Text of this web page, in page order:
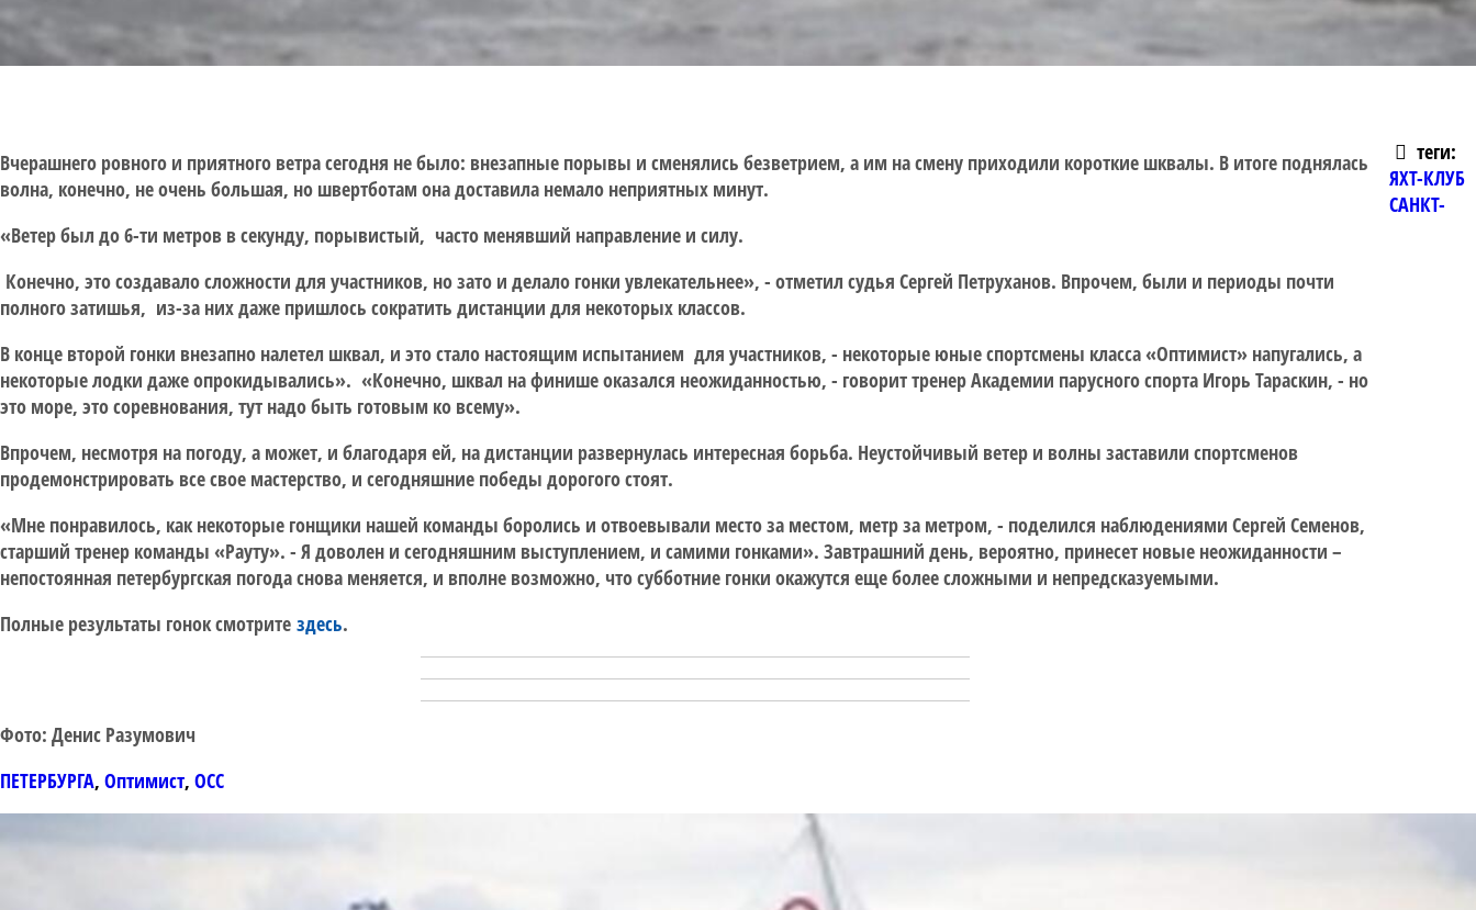
Вчерашнего ровного и приятного ветра сегодня не было: внезапные порывы и сменялись безветрием, а им на смену приходили короткие шквалы. В итоге поднялась
волна, конечно, не очень большая, но швертботам она доставила немало неприятных минут.
«Ветер был до 6-ти метров в секунду, порывистый, часто менявший направление и силу.
Конечно, это создавало сложности для участников, но зато и делало гонки увлекательнее», - отметил судья Сергей Петруханов. Впрочем, были и периоды почти
полного затишья, из-за них даже пришлось сократить дистанции для некоторых классов.
В конце второй гонки внезапно налетел шквал, и это стало настоящим испытанием для участников, - некоторые юные спортсмены класса «Оптимист» напугались, а
некоторые лодки даже опрокидывались». «Конечно, шквал на финише оказался неожиданностью, - говорит тренер Академии парусного спорта Игорь Тараскин, - но
это море, это соревнования, тут надо быть готовым ко всему».
Впрочем, несмотря на погоду, а может, и благодаря ей, на дистанции развернулась интересная борьба. Неустойчивый ветер и волны заставили спортсменов
продемонстрировать все свое мастерство, и сегодняшние победы дорогого стоят.
«Мне понравилось, как некоторые гонщики нашей команды боролись и отвоевывали место за местом, метр за метром, - поделился наблюдениями Сергей Семенов,
старший тренер команды «Рауту». - Я доволен и сегодняшним выступлением, и самими гонками». Завтрашний день, вероятно, принесет новые неожиданности –
непостоянная петербургская погода снова меняется, и вполне возможно, что субботние гонки окажутся еще более сложными и непредсказуемыми.
Полные результаты гонок смотрите здесь.
Фото: Денис Разумович
теги:
ЯХТ-КЛУБ
САНКТ-
ПЕТЕРБУРГА, Оптимист, ОСС